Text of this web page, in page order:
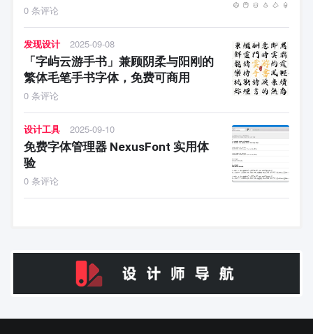
0 条评论
发现设计 2025-09-08
「字屿云游手书」兼顾阴柔与阳刚的
繁体毛笔手书字体，免费可商用
0 条评论
设计工具 2025-09-10
免费字体管理器 NexusFont 实用体
验
0 条评论